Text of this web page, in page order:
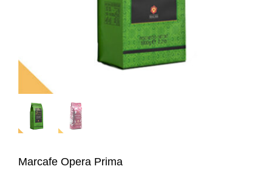
Marcafe Opera Prima